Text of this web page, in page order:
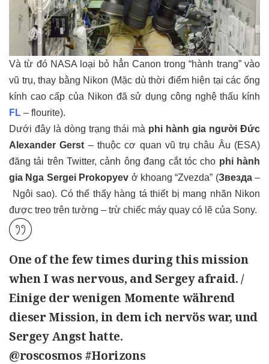
Và từ đó NASA loại bỏ hẳn Canon trong “hành trang” vào
vũ trụ, thay bằng Nikon (Mặc dù thời điểm hiện tại các ống
kính cao cấp của Nikon đã sử dụng công nghệ thấu kính
FL – flourite).
Dưới đây là dòng trạng thái mà phi hành gia người Đức
Alexander Gerst – thuộc cơ quan vũ trụ châu Âu (ESA)
đăng tải trên Twitter, cảnh ông đang cắt tóc cho phi hành
gia Nga Sergei Prokopyev ở khoang “Zvezda” (Звезда–
Ngôi sao). Có thể thấy hàng tá thiết bị mang nhãn Nikon
được treo trên tường – trừ chiếc máy quay có lẽ của Sony.
One of the few times during this mission
when I was nervous, and Sergey afraid. /
Einige der wenigen Momente während
dieser Mission, in dem ich nervös war, und
Sergey Angst hatte.
@roscosmos #Horizons